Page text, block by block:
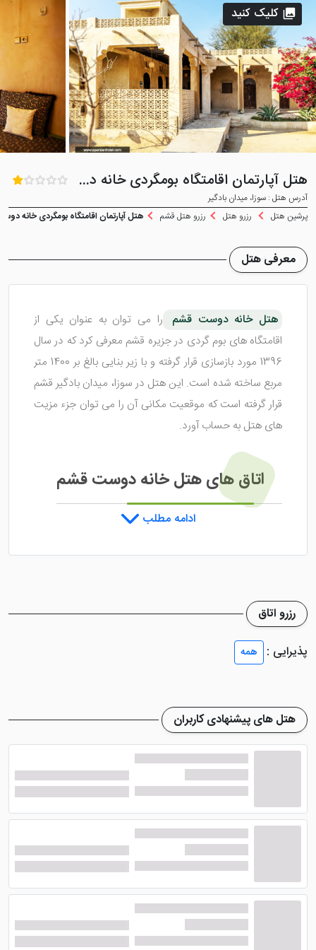
هتل آپارتمان اقامتگاه بومگردی خانه دوست قشم
آدرس هتل : سوزا، میدان بادگیر
پرشین هتل
رزرو هتل رزرو هتل قشم هتل آپارتمان اقامتگاه بومگردی خانه
کلیک کنید
معرفی هتل
هتل خانه دوست قشم را می توان به عنوان یکی از
اقامتگاه های بوم گردی در جزیره قشم معرفی کرد که در سال
1396 مورد بازسازی قرار گرفته و با زیر بنایی بالغ بر 1400 متر
مربع ساخته شده است. این هتل در سوزا، میدان بادگیر قشم
قرار گرفته است که موقعیت مکانی آن را می توان جزء مزیت
های هتل به حساب آورد.
اتاق های هتل خانه دوست قشم
هتل خانه دوست قشم ، در واقع یک
را در شما الغا بخشیده و باعث خاطراتی خوشایند در طول
تمامی اتاق های اقامتگاه بوم گردی خانه دوست قشم
فاقد سرویس بهداشتی و حمام مجزا هستند که این امکانات
به صورت مشترک در محوطه هتل ایجاد شده است. البته اگر
از این نظر حساس هستید، جای نگرانی نیست، اتاق های
بادگیر و دره ستاره ها، تنها اتاق هایی هستند که در این هتل
دارای امکانات مستقل می باشند. سبک معماری و دیزاین
واحد های این هتل، به سبک نوستالژیک و متناسب با اقلیم
منطقه طراحی شده اند.
امکانات هتل خانه دوست قشم
ادامه مطلب
رزرو اتاق
پذیرایی :
همه
هتل های پیشنهادی کاربران